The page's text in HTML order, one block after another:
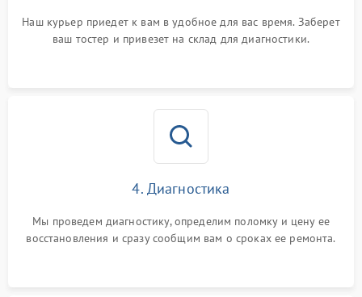
Наш курьер приедет к вам в удобное для вас время. Заберет
ваш тостер и привезет на склад для диагностики.
4. Диагностика
Мы проведем диагностику, определим поломку и цену ее
восстановления и сразу сообщим вам о сроках ее ремонта.